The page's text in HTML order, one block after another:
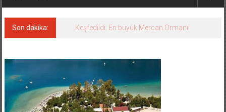
Son dakika: Keşfedildi: En büyük Mercan Ormanı!